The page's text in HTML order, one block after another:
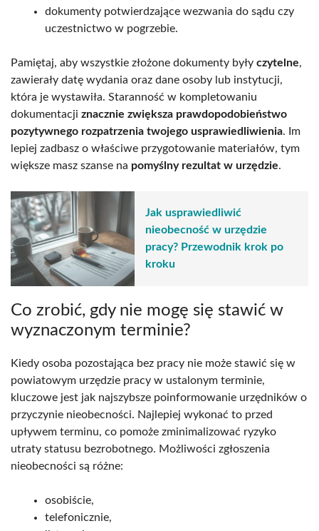
dokumenty potwierdzające wezwania do sądu czy
uczestnictwo w pogrzebie.
Pamiętaj, aby wszystkie złożone dokumenty były czytelne,
zawierały datę wydania oraz dane osoby lub instytucji,
która je wystawiła. Staranność w kompletowaniu
dokumentacji znacznie zwiększa prawdopodobieństwo
pozytywnego rozpatrzenia twojego usprawiedliwienia. Im
lepiej zadbasz o właściwe przygotowanie materiałów, tym
większe masz szanse na pomyślny rezultat w urzędzie.
Jak usprawiedliwić
nieobecność w urzędzie
pracy? Przewodnik krok po
kroku
Co zrobić, gdy nie mogę się stawić w
wyznaczonym terminie?
Kiedy osoba pozostająca bez pracy nie może stawić się w
powiatowym urzędzie pracy w ustalonym terminie,
kluczowe jest jak najszybsze poinformowanie urzędników o
przyczynie nieobecności. Najlepiej wykonać to przed
upływem terminu, co pomoże zminimalizować ryzyko
utraty statusu bezrobotnego. Możliwości zgłoszenia
nieobecności są różne:
osobiście,
telefonicznie,